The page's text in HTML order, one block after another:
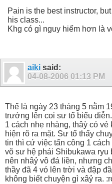
Pain is the best instructor,
his class...
Khg có gì nguy hiểm hơn là
aiki said:
04-08-2006 01:13 PM
Thế là ngày 23 tháng 5 nằm
trưởng lên coi sư tổ biểu
1 cách nhẹ nhàng, thâỳ có
hiện rõ ra mặt. Sư tổ thấy
tin thì cứ việc tấn công 1
võ sư hệ phái Shibukawa ryu
nên nhâỷ vô đá liền, nhưng
thầy đã 4 vó lên trời và đập
không biết chuyện gì xâỷ ra.